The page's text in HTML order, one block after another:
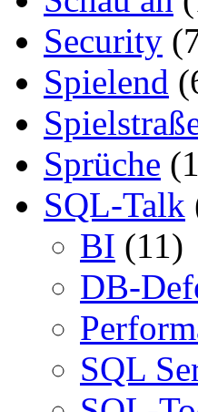
Security
Spielend
Sprüche
SQL-Talk
BI (11)
DB-
SQL